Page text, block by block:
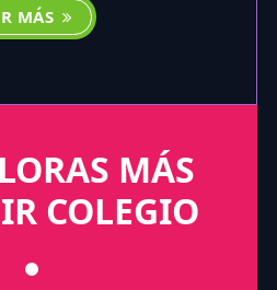
MÁS
MÁS
COLEGIO